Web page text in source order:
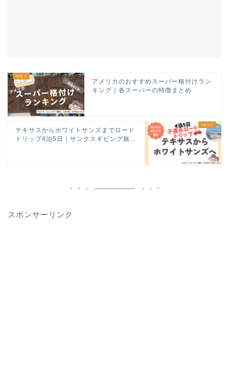
アメリカのおすすめスーパー格付けラン
キング｜各スーパーの特徴まとめ
テキサスからホワイトサンズまでロード
トリップ4泊5日｜サンクスギビング旅...
スポンサーリンク